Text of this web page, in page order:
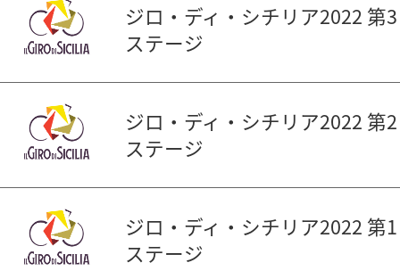
ジロ・ディ・シチリア2022 第3
ステージ
ジロ・ディ・シチリア2022 第2
ステージ
ジロ・ディ・シチリア2022 第1
ステージ